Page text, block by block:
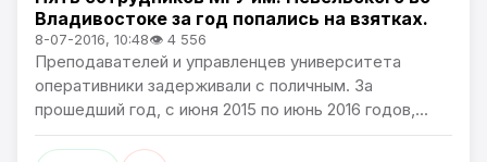
Владивостоке за год попались на взятках.
8-07-2016, 10:48👁 4 556
Преподавателей и управленцев университета
оперативники задерживали с поличным. За
прошедший год, с июня 2015 по июнь 2016 годов,...